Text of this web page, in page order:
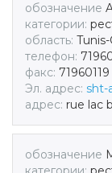
обозначение
категории:
область:
телефон:
факс: 71960119
Эл. адрес: sht-
адрес: rue lac
обозначение